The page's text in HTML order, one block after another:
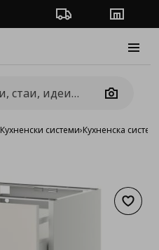
Проследяване на
Camera
Кухненски системи›Кухненска